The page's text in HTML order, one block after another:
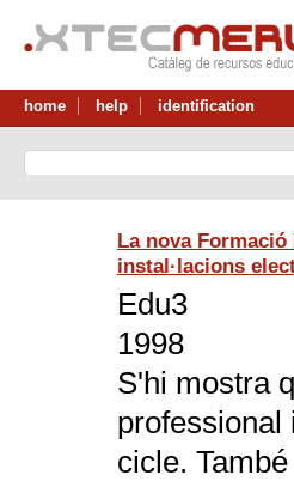
home help identification
La nova
instal·lacions
Edu3
1998
S'hi mostra
professional
cicle.